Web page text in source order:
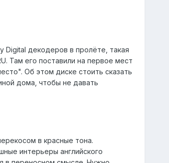
Digital декодеров в пролёте, такая
Там его поставили на первое мест
Об этом диске стоить сказать
дома, чтобы не давать
в красные тона.
интерьеры английского